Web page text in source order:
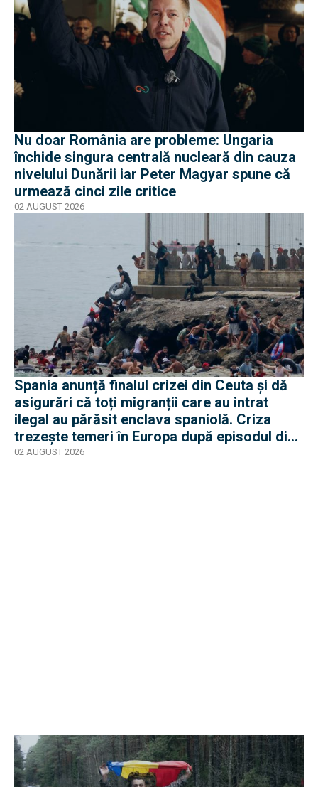
Nu doar România are probleme: Ungaria
închide singura centrală nucleară din cauza
nivelului Dunării iar Peter Magyar spune că
urmează cinci zile critice
02 AUGUST 2026
Spania anunță finalul crizei din Ceuta și dă
asigurări că toți migranții care au intrat
ilegal au părăsit enclava spaniolă. Criza
trezește temeri în Europa după episodul din
2015
02 AUGUST 2026